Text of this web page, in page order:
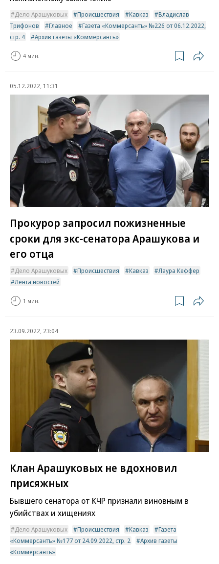
Дело Арашуковых Происшествия Кавказ
Владислав
Трифонов
Главное
Газета «Коммерсантъ» №226 от 06.12.2022,
стр. 4
Архив газеты «Коммерсантъ»
4 мин.
05.12.2022, 11:31
Прокурор запросил пожизненные
сроки для экс-сенатора Арашукова и
его отца
Дело Арашуковых Происшествия Кавказ
Лаура Кеффер
Лента новостей
1 мин.
23.09.2022, 23:04
Клан Арашуковых не вдохновил
присяжных
Бывшего сенатора от КЧР признали виновным в
убийствах и хищениях
Дело Арашуковых Происшествия Кавказ
Газета
«Коммерсантъ» №177 от 24.09.2022, стр. 2
Архив газеты
«Коммерсантъ»